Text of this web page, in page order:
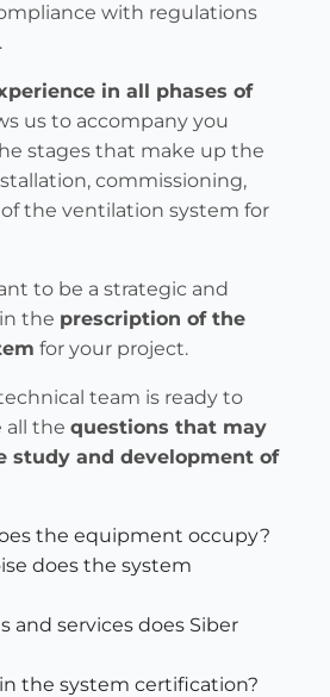
with regulations
in all phases of
us to accompany you
stages that make up the
commissioning,
the ventilation system for
to be a strategic and
the prescription of the
for your project.
team is ready to
all the questions that may
study and development of
the equipment occupy?
does the system
and services does Siber
the system certification?